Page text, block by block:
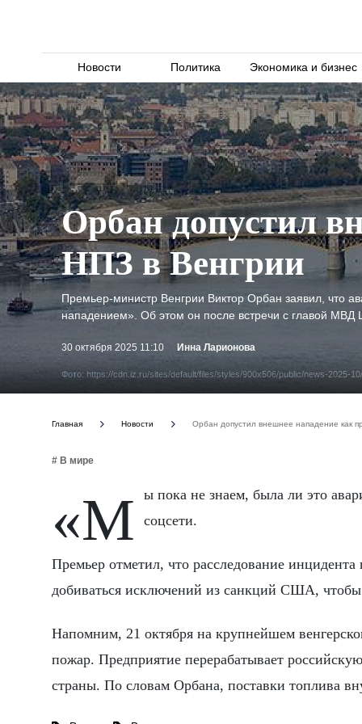
Новости Политика Экономика и бизнес
Фото: https://cdn.iz.ru/sites/default/files/styles/900x506/public/news-2025-
Орбан допустил
НПЗ в Венгрии
Премьер-министр Венгрии Виктор Орбан заявил, что
нападением». Об этом он после встречи с главой
30 октября 2025 11:10 Инна Ларионова
Главная Новости Орбан допустил внешнее нападение как
# В мире
«Мы пока не знаем, была ли это авария, неисправность или внешнее нападение», - написал Орбан соцсети.
Премьер отметил, что расследование
добиваться исключений из санкций США, чтобы
Напомним, 21 октября на крупнейшем
пожар. Предприятие перерабатывает
страны. По словам Орбана, поставки топлива